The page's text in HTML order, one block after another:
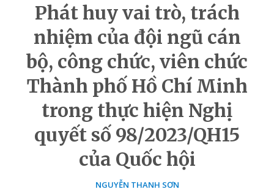
Phát huy vai trò, trách
nhiệm của đội ngũ cán
bộ, công chức, viên chức
Thành phố Hồ Chí Minh
trong thực hiện Nghị
quyết số 98/2023/QH15
của Quốc hội
NGUYỄN THANH SƠN